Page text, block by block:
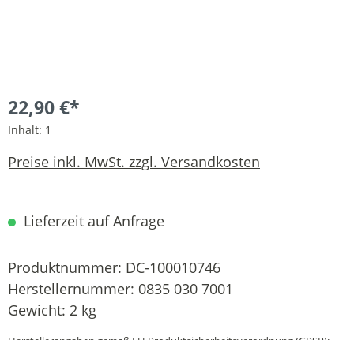
22,90 €*
Inhalt: 1
Preise inkl. MwSt. zzgl. Versandkosten
Lieferzeit auf Anfrage
Produktnummer: DC-100010746
Herstellernummer: 0835 030 7001
Gewicht: 2 kg